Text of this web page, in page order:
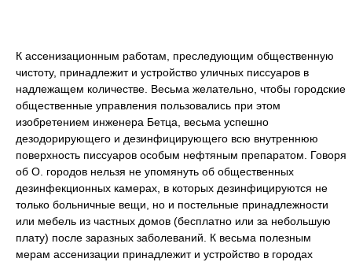
К ассенизационным работам, преследующим общественную
чистоту, принадлежит и устройство уличных писсуаров в
надлежащем количестве. Весьма желательно, чтобы городские
общественные управления пользовались при этом
изобретением инженера Бетца, весьма успешно
дезодорирующего и дезинфицирующего всю внутреннюю
поверхность писсуаров особым нефтяным препаратом. Говоря
об О. городов нельзя не упомянуть об общественных
дезинфекционных камерах, в которых дезинфицируются не
только больничные вещи, но и постельные принадлежности
или мебель из частных домов (бесплатно или за небольшую
плату) после заразных заболеваний. К весьма полезным
мерам ассенизации принадлежит и устройство в городах